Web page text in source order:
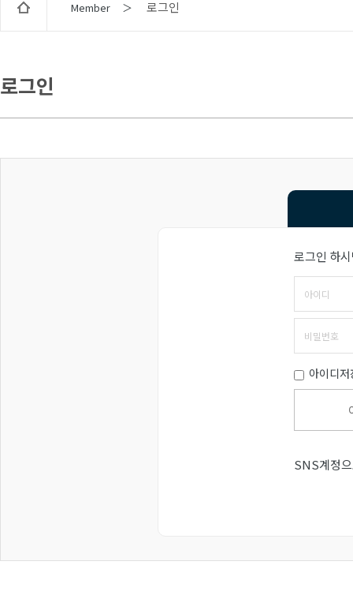
Member ＞ 로그인
로그인
로그인 하
아이디
SNS계정